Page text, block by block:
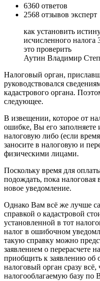
6360 ответов
2568 отзывов эксперт
как установить
исчисленного налога
это проверить
Аутин Владимир
Налоговый орган,
руководствовался
кадастрового органа.
следующее.
В извещении, которое от
ошибке, Вы его заполняете
налоговую либо (если
заносите в налоговую и
физическими лицами.
Поскольку время для
подождать, пока
новое уведомление.
Однако Вам всё же лучше
справкой о кадастровой
установленной в тот
налог в ошибочном
такую справку можно
заявлением о перерасчете
приобщить к заявлению
налоговый орган сразу
налогооблагаемую базу по